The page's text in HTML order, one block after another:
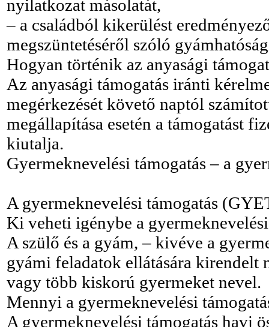
nyilatkozat másolatát,
– a családból kikerülést
megszüntetéséről szóló
Hogyan történik az anyasági
Az anyasági támogatás iránti
megérkezését követő naptól
megállapítása esetén a támogatást
kiutalja.
Gyermeknevelési támogatás – a
A gyermeknevelési támogatás
Ki veheti igénybe a
A szülő és a gyám, – kivéve a
gyámi feladatok ellátására kirendelt
vagy több kiskorú gyermeket nevel.
Mennyi a gyermeknevelési
A gyermeknevelési támogatás havi